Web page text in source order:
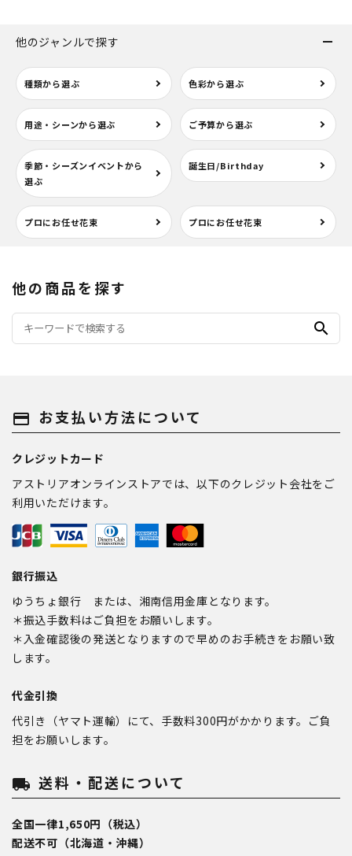
他のジャンルで探す
種類から選ぶ 色彩から選ぶ
用途・シーンから選ぶ ご予算から選ぶ
季節・シーズンイベントから
選ぶ
誕生日/Birthday
プロにお任せ花束 プロにお任せ花束
他の商品を探す
search
payment お支払い方法について
クレジットカード
アストリアオンラインストアでは、以下のクレジット会社をご
利用いただけます。
銀行振込
ゆうちょ銀行 または、湘南信用金庫となります。
＊振込手数料はご負担をお願いします。
＊入金確認後の発送となりますので早めのお手続きをお願い致
します。
代金引換
代引き（ヤマト運輸）にて、手数料300円がかかります。ご負
担をお願いします。
local_shipping 送料・配送について
全国一律1,650円（税込）
配送不可（北海道・沖縄）